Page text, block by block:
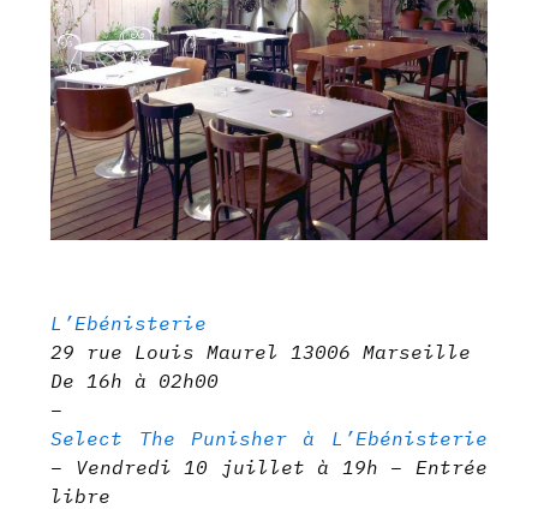
L’Ebénisterie
29 rue Louis Maurel 13006 Marseille
De 16h à 02h00
–
Select The Punisher à L’Ebénisterie
– Vendredi 10 juillet à 19h – Entrée
libre